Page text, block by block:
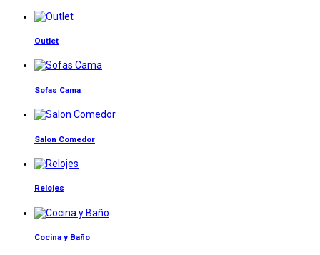
Outlet
Sofas Cama
Salon Comedor
Relojes
Cocina y Baño